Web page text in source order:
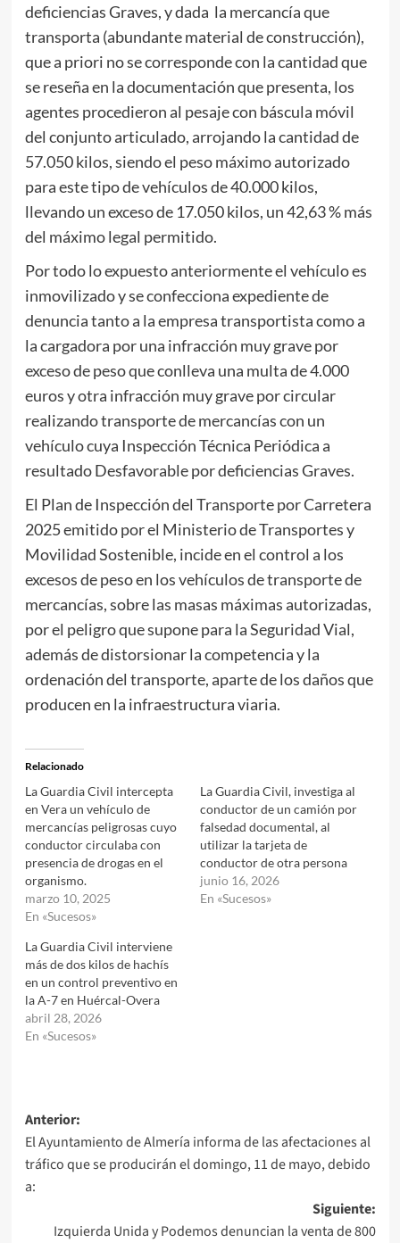
deficiencias Graves, y dada la mercancía que
transporta (abundante material de construcción),
que a priori no se corresponde con la cantidad que
se reseña en la documentación que presenta, los
agentes procedieron al pesaje con báscula móvil
del conjunto articulado, arrojando la cantidad de
57.050 kilos, siendo el peso máximo autorizado
para este tipo de vehículos de 40.000 kilos,
llevando un exceso de 17.050 kilos, un 42,63 % más
del máximo legal permitido.
Por todo lo expuesto anteriormente el vehículo es
inmovilizado y se confecciona expediente de
denuncia tanto a la empresa transportista como a
la cargadora por una infracción muy grave por
exceso de peso que conlleva una multa de 4.000
euros y otra infracción muy grave por circular
realizando transporte de mercancías con un
vehículo cuya Inspección Técnica Periódica a
resultado Desfavorable por deficiencias Graves.
El Plan de Inspección del Transporte por Carretera
2025 emitido por el Ministerio de Transportes y
Movilidad Sostenible, incide en el control a los
excesos de peso en los vehículos de transporte de
mercancías, sobre las masas máximas autorizadas,
por el peligro que supone para la Seguridad Vial,
además de distorsionar la competencia y la
ordenación del transporte, aparte de los daños que
producen en la infraestructura viaria.
Relacionado
La Guardia Civil intercepta
en Vera un vehículo de
mercancías peligrosas cuyo
conductor circulaba con
presencia de drogas en el
organismo.
marzo 10, 2025
En «Sucesos»
La Guardia Civil, investiga al
conductor de un camión por
falsedad documental, al
utilizar la tarjeta de
conductor de otra persona
junio 16, 2026
En «Sucesos»
La Guardia Civil interviene
más de dos kilos de hachís
en un control preventivo en
la A-7 en Huércal-Overa
abril 28, 2026
En «Sucesos»
Navegación
de
entradas
Anterior:
El Ayuntamiento de Almería informa de las afectaciones al
tráfico que se producirán el domingo, 11 de mayo, debido
a:
Siguiente:
Izquierda Unida y Podemos denuncian la venta de 800